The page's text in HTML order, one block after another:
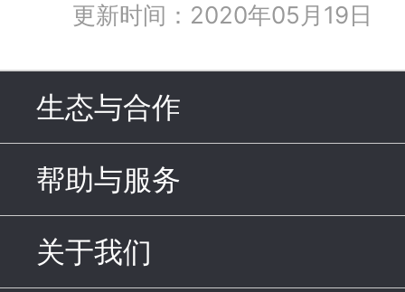
更新时间：2020年05月19日
生态与合作
帮助与服务
关于我们